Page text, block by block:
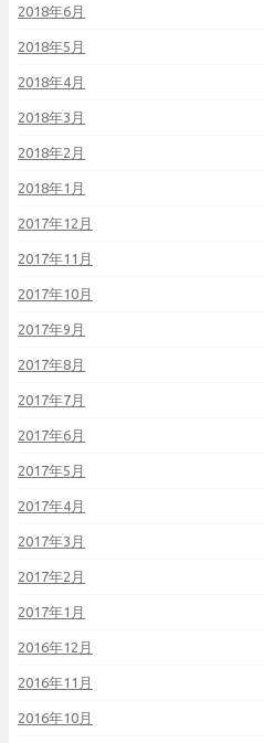
2018年6月
2018年5月
2018年4月
2018年3月
2018年2月
2018年1月
2017年12月
2017年11月
2017年10月
2017年9月
2017年8月
2017年7月
2017年6月
2017年5月
2017年4月
2017年3月
2017年2月
2017年1月
2016年12月
2016年11月
2016年10月